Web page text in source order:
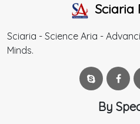
Sciaria
Sciaria - Science Aria -
Minds.
By